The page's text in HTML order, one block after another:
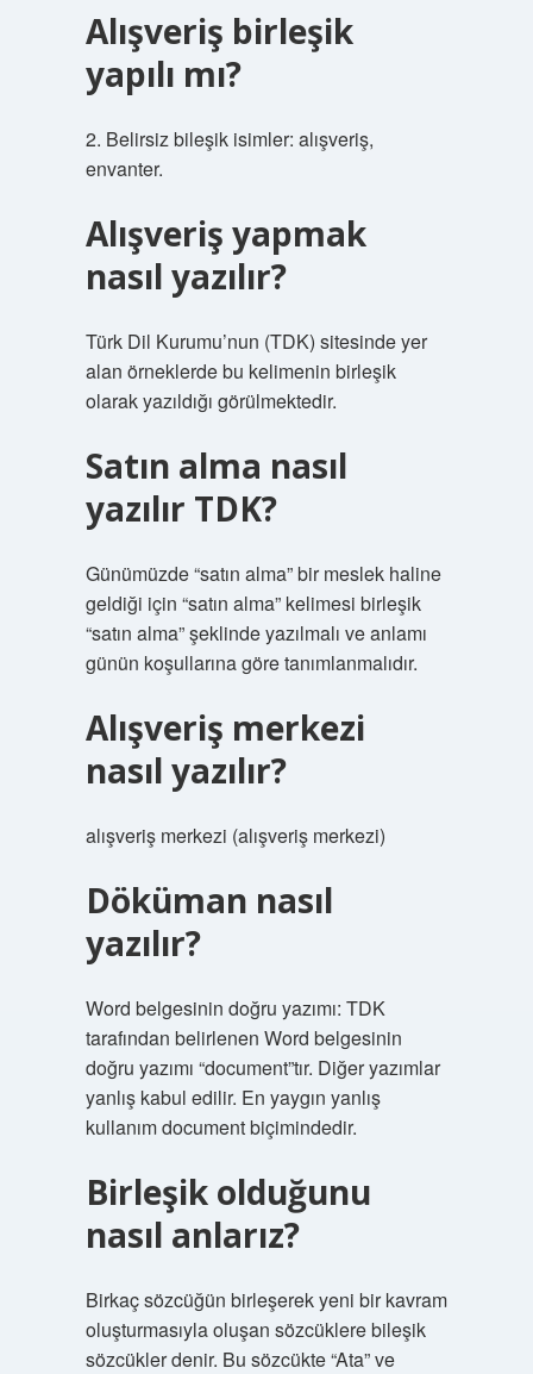
Alışveriş birleşik
yapılı mı?
2. Belirsiz bileşik isimler: alışveriş,
envanter.
Alışveriş yapmak
nasıl yazılır?
Türk Dil Kurumu’nun (TDK) sitesinde yer
alan örneklerde bu kelimenin birleşik
olarak yazıldığı görülmektedir.
Satın alma nasıl
yazılır TDK?
Günümüzde “satın alma” bir meslek haline
geldiği için “satın alma” kelimesi birleşik
“satın alma” şeklinde yazılmalı ve anlamı
günün koşullarına göre tanımlanmalıdır.
Alışveriş merkezi
nasıl yazılır?
alışveriş merkezi (alışveriş merkezi)
Döküman nasıl
yazılır?
Word belgesinin doğru yazımı: TDK
tarafından belirlenen Word belgesinin
doğru yazımı “document”tır. Diğer yazımlar
yanlış kabul edilir. En yaygın yanlış
kullanım document biçimindedir.
Birleşik olduğunu
nasıl anlarız?
Birkaç sözcüğün birleşerek yeni bir kavram
oluşturmasıyla oluşan sözcüklere bileşik
sözcükler denir. Bu sözcükte “Ata” ve